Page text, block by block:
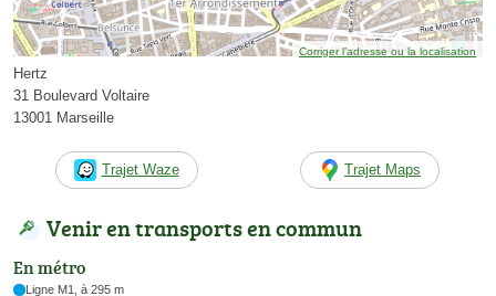
Corriger l’adresse ou la localisation
Hertz
31 Boulevard Voltaire
13001 Marseille
Trajet Waze Trajet Maps
Venir en transports en commun
En métro
Ligne M1, à 295 m